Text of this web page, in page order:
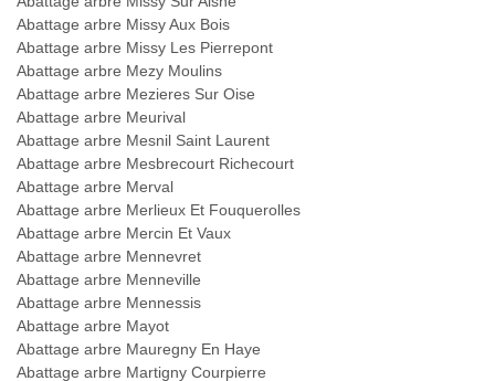
Abattage arbre Missy Aux Bois
Abattage arbre Missy Les Pierrepont
Abattage arbre Mezy Moulins
Abattage arbre Mezieres Sur Oise
Abattage arbre Meurival
Abattage arbre Mesnil Saint Laurent
Abattage arbre Mesbrecourt Richecourt
Abattage arbre Merval
Abattage arbre Merlieux Et Fouquerolles
Abattage arbre Mercin Et Vaux
Abattage arbre Mennevret
Abattage arbre Menneville
Abattage arbre Mennessis
Abattage arbre Mayot
Abattage arbre Mauregny En Haye
Abattage arbre Martigny Courpierre